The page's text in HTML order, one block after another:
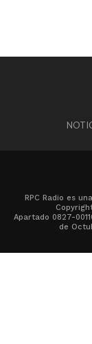
RPC Radio es
Apartado 0827-
de